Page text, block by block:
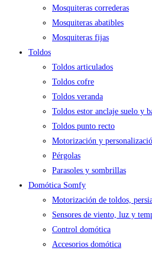
Mosquiteras correderas
Mosquiteras abatibles
Mosquiteras fijas
Toldos
Toldos articulados
Toldos cofre
Toldos veranda
Toldos estor anclaje suelo y
Toldos punto recto
Motorización y
Pérgolas
Parasoles y sombrillas
Domótica Somfy
Motorización de toldos,
Sensores de viento, luz y
Control domótica
Accesorios domótica